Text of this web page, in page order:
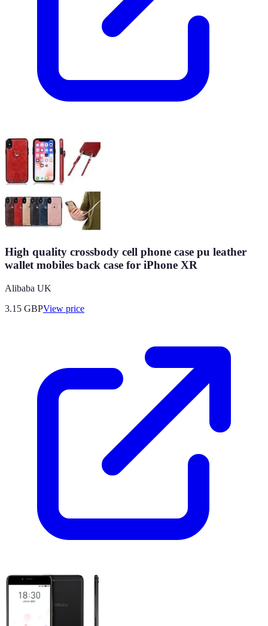
High quality crossbody cell phone case pu leather
wallet mobiles back case for iPhone XR
Alibaba UK
3.15 GBPView price